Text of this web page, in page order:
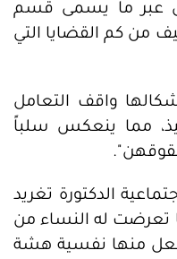
عبر ما يسمى قسم
من كم القضايا التي
واقف التعامل
مما ينعكس سلباً
الدكتورة تغريد
تعرضت له النساء من
منها نفسية هشة